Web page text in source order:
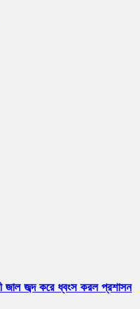
জাল জব্দ করে ধ্বংস করল প্রশাসন